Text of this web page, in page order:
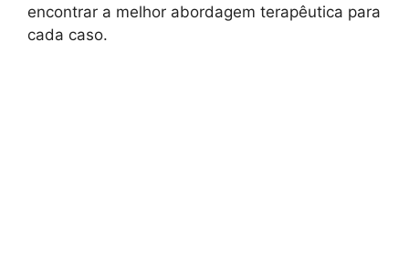
encontrar a melhor abordagem terapêutica para
cada caso.